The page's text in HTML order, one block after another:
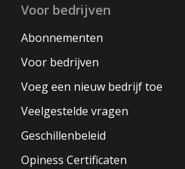
Voor bedrijven
Abonnementen
Voor bedrijven
Voeg een nieuw bedrijf toe
Veelgestelde vragen
Geschillenbeleid
Opiness Certificaten